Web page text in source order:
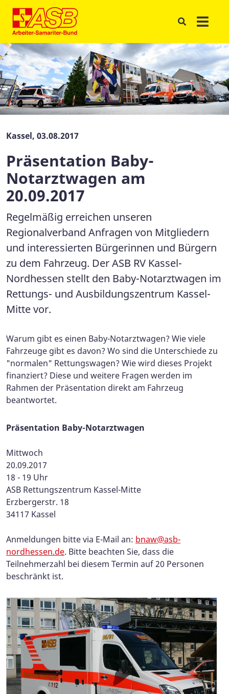
Kassel, 03.08.2017
Präsentation Baby-
Notarztwagen am
20.09.2017
Regelmäßig erreichen unseren
Regionalverband Anfragen von Mitgliedern
und interessierten Bürgerinnen und Bürgern
zu dem Fahrzeug. Der ASB RV Kassel-
Nordhessen stellt den Baby-Notarztwagen im
Rettungs- und Ausbildungszentrum Kassel-
Mitte vor.
Warum gibt es einen Baby-Notarztwagen? Wie viele
Fahrzeuge gibt es davon? Wo sind die Unterschiede zu
"normalen" Rettungswagen? Wie wird dieses Projekt
finanziert? Diese und weitere Fragen werden im
Rahmen der Präsentation direkt am Fahrzeug
beantwortet.
Präsentation Baby-Notarztwagen
Mittwoch
20.09.2017
18 - 19 Uhr
ASB Rettungszentrum Kassel-Mitte
Erzbergerstr. 18
34117 Kassel
Anmeldungen bitte via E-Mail an: bnaw@asb-
nordhessen.de. Bitte beachten Sie, dass die
Teilnehmerzahl bei diesem Termin auf 20 Personen
beschränkt ist.